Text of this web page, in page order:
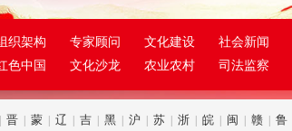
织架构 专家顾问 文化建设 社会新闻
色中国 文化沙龙 农业农村 司法监察
| 晋 | 蒙 | 辽 | 吉 | 黑 | 沪 | 苏 | 浙 | 皖 | 闽 | 赣 | 鲁